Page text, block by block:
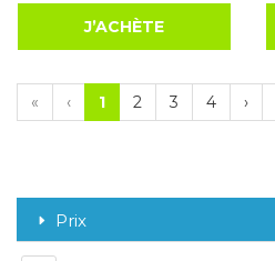
J’ACHÈTE
« ‹ 1 2 3 4 ›
Prix